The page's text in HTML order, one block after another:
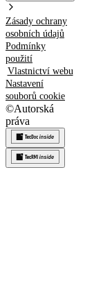
Zásady ochrany
osobních údajů
Podmínky
použití
Vlastnictví webu
Nastavení
souborů cookie
©Autorská
práva